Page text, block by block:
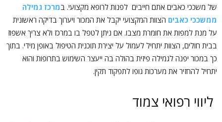
של משככי כאבים אתם חייבים לפנות לרופא מקצועי. במרכז גמילה
ממשככי כאבים הצוות המקצועי יקבל את המכור ויערוך בדיקה ראשונית
על מנת למפות את חומרת מצבו. אם ניתן לטפל בו במרכז ולא צריך אשפוז
בבית חולים, הצוות יתחיל לעמול על יצירת תוכנית הטיפול באופן מידי. בתוך
כך במכור יפנה לגמילה פיזית בהולה בה ייעצר השימוש בתרופות והוא
יתחיל להחזיר את מערכות גופו לתפקוד תקין.
ליווי רפואי צמוד